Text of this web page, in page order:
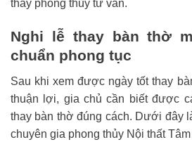
thầy phong thủy tư vấn.
Nghi lễ thay bàn thờ
chuẩn phong tục
Sau khi xem được ngày tốt thay
thuận lợi, gia chủ cần biết được
thay bàn thờ đúng cách. Dưới đây
chuyên gia phong thủy Nội thất